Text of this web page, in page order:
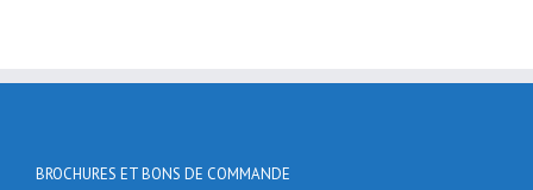
BROCHURES ET BONS DE COMMANDE